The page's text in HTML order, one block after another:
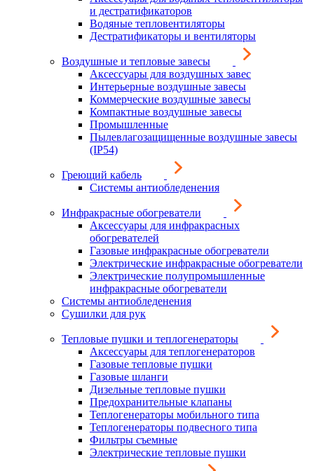
и дестратификаторов
Водяные тепловентиляторы
Дестратификаторы и вентиляторы
Воздушные и тепловые завесы
Аксессуары для воздушных завес
Интерьерные воздушные завесы
Коммерческие воздушные завесы
Компактные воздушные завесы
Промышленные
Пылевлагозащищенные воздушные завесы
(IP54)
Греющий кабель
Системы антиобледенения
Инфракрасные обогреватели
Аксессуары для инфракрасных
обогревателей
Газовые инфракрасные обогреватели
Электрические инфракрасные обогреватели
Электрические полупромышленные
инфракрасные обогреватели
Системы антиобледенения
Сушилки для рук
Тепловые пушки и теплогенераторы
Аксессуары для теплогенераторов
Газовые тепловые пушки
Газовые шланги
Дизельные тепловые пушки
Предохранительные клапаны
Теплогенераторы мобильного типа
Теплогенераторы подвесного типа
Фильтры съемные
Электрические тепловые пушки